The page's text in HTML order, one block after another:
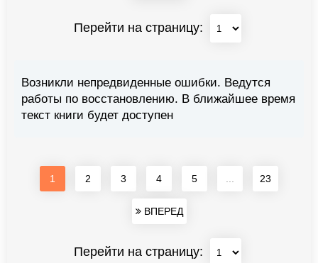
Перейти на страницу:
Возникли непредвиденные ошибки. Ведутся
работы по восстановлению. В ближайшее время
текст книги будет доступен
1 2 3 4 5 23
ВПЕРЕД
Перейти на страницу: